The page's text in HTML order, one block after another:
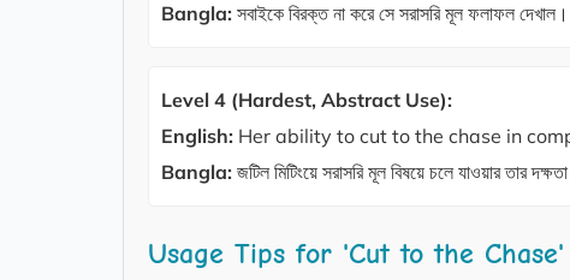
Bangla: সবাইকে বিরক্ত না করে সে সরাসরি মূল ফলাফল দেখাল।
Level 4 (Hardest, Abstract Use):
English: Her ability to cut to the chase in
Bangla: জটিল মিটিংয়ে সরাসরি মূল বিষয়ে চলে যাওয়ার তার
Usage Tips for 'Cut to the Chase'